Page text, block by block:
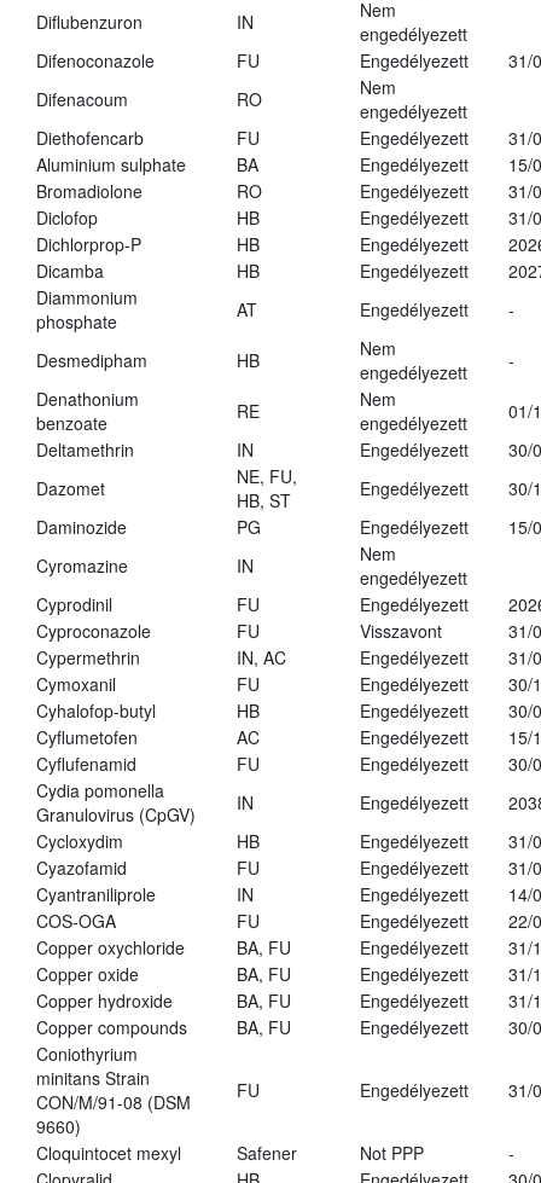
Diflubenzuron
IN
Nem
engedélyezett
Difenoconazole
FU Engedélyezett
31/
Difenacoum
RO
Nem
engedélyezett
Diethofencarb
FU Engedélyezett
31/
Aluminium sulphate
BA Engedélyezett
15/
Bromadiolone
RO Engedélyezett
31/
Diclofop
HB Engedélyezett
31/
Dichlorprop-P
HB Engedélyezett
Dicamba
HB Engedélyezett
Diammonium
phosphate
AT Engedélyezett -
Desmedipham HB
Nem
engedélyezett
-
Denathonium
benzoate
RE
Nem
engedélyezett
01/
Deltamethrin
IN Engedélyezett
30/
Dazomet
NE, FU,
HB, ST
Engedélyezett
30/
Daminozide
PG Engedélyezett
15/
Cyromazine
IN
Nem
engedélyezett
Cyprodinil
FU Engedélyezett
Cyproconazole
FU Visszavont
31/
Cypermethrin
IN, AC Engedélyezett
31/
Cymoxanil
FU Engedélyezett
30/
Cyhalofop-butyl
HB Engedélyezett
30/
Cyflumetofen
AC Engedélyezett
15/
Cyflufenamid
FU Engedélyezett
30/
Cydia pomonella
Granulovirus (CpGV)
IN Engedélyezett
Cycloxydim
HB Engedélyezett
31/
Cyazofamid
FU Engedélyezett
31/
Cyantraniliprole
IN Engedélyezett
14/
COS-OGA
FU Engedélyezett
22/
Copper oxychloride
BA, FU Engedélyezett
31/
Copper oxide
BA, FU Engedélyezett
31/
Copper hydroxide
BA, FU Engedélyezett
31/
Copper compounds
BA, FU Engedélyezett
30/
Coniothyrium
minitans Strain
CON/M/91-08 (DSM
9660)
FU Engedélyezett 31/
Cloquintocet mexyl Safener Not PPP
-